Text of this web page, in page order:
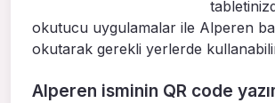
okutucu uygulamalar ile Alperen
okutarak gerekli yerlerde
Alperen isminin QR code